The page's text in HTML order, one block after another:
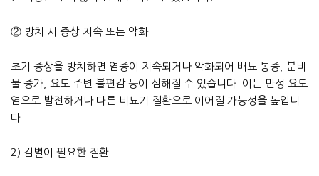
② 방치 시 증상 지속 또는 악화
초기 증상을 방치하면 염증이 지속되거나 악화되어 배뇨 통증, 분비
물 증가, 요도 주변 불편감 등이 심해질 수 있습니다. 이는 만성 요도
염으로 발전하거나 다른 비뇨기 질환으로 이어질 가능성을 높입니
다.
2) 감별이 필요한 질환